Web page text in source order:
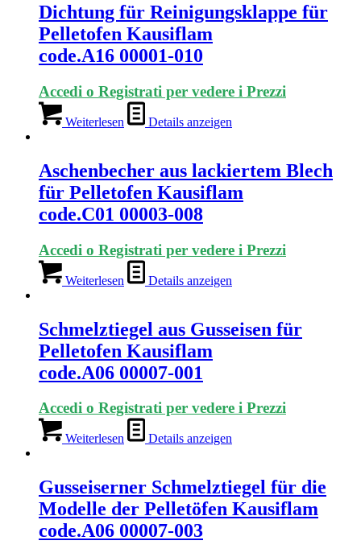
Dichtung für Reinigungsklappe für
Pelletofen Kausiflam
code.A16 00001-010
Accedi o Registrati per vedere i Prezzi
Weiterlesen Details anzeigen
Aschenbecher aus lackiertem Blech
für Pelletofen Kausiflam
code.C01 00003-008
Accedi o Registrati per vedere i Prezzi
Weiterlesen Details anzeigen
Schmelztiegel aus Gusseisen für
Pelletofen Kausiflam
code.A06 00007-001
Accedi o Registrati per vedere i Prezzi
Weiterlesen Details anzeigen
Gusseiserner Schmelztiegel für die
Modelle der Pelletöfen Kausiflam
code.A06 00007-003